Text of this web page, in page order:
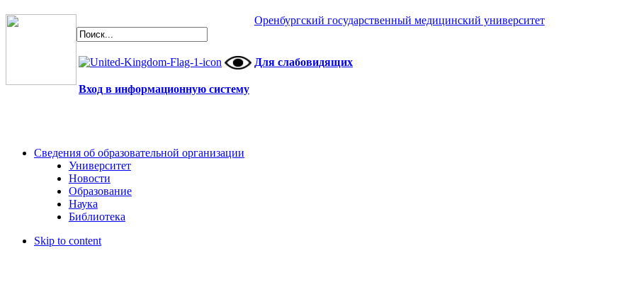
Оренбургский государственный медицинский университет
Для слабовидящих
Вход в информационную систему
Сведения об образовательной организации
Университет
Новости
Образование
Наука
Библиотека
Skip to content